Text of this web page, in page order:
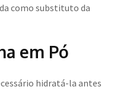
como substituto da
em Pó
hidratá-la antes